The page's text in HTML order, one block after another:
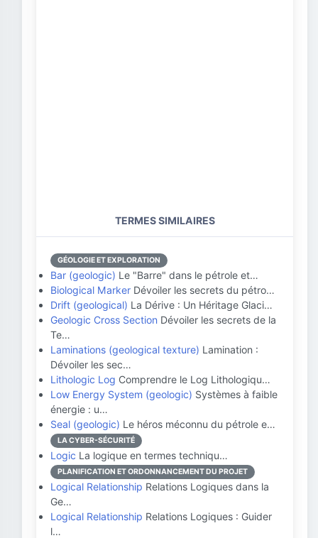
TERMES SIMILAIRES
GÉOLOGIE ET EXPLORATION
Bar (geologic) Le "Barre" dans le pétrole et…
Biological Marker Dévoiler les secrets du pétro…
Drift (geological) La Dérive : Un Héritage Glaci…
Geologic Cross Section Dévoiler les secrets de la
Te…
Laminations (geological texture) Lamination :
Dévoiler les sec…
Lithologic Log Comprendre le Log Lithologiqu…
Low Energy System (geologic) Systèmes à faible
énergie : u…
Seal (geologic) Le héros méconnu du pétrole e…
LA CYBER-SÉCURITÉ
Logic La logique en termes techniqu…
PLANIFICATION ET ORDONNANCEMENT DU PROJET
Logical Relationship Relations Logiques dans la
Ge…
Logical Relationship Relations Logiques : Guider
l…